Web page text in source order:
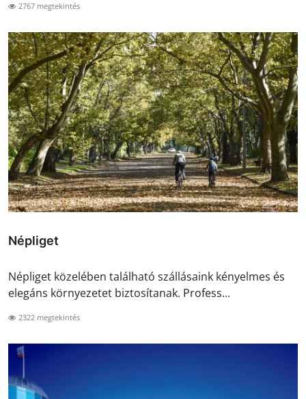
2767 megtekintés
Népliget
Népliget közelében található szállásaink kényelmes és
elegáns környezetet biztosítanak. Profess...
2322 megtekintés